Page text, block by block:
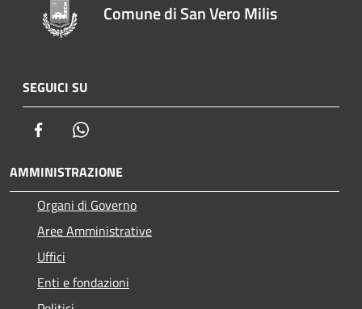
Comune di San Vero Milis
SEGUICI SU
Facebook
AMMINISTRAZIONE
Organi di Governo
Aree Amministrative
Uffici
Enti e fondazioni